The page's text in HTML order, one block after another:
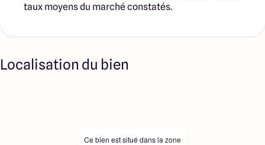
taux moyens du marché constatés.
Localisation du bien
Ce bien est situé dans la zone